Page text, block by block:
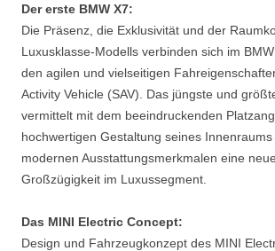
Der erste BMW X7:
Die Präsenz, die Exklusivität und der
Luxusklasse-Modells verbinden sich im
den agilen und vielseitigen
Activity Vehicle (SAV). Das jüngste und
vermittelt mit dem beeindruckenden
hochwertigen Gestaltung seines
modernen Ausstattungsmerkmalen eine
Großzügigkeit im Luxussegment.
Das MINI Electric Concept:
Design und Fahrzeugkonzept des MINI